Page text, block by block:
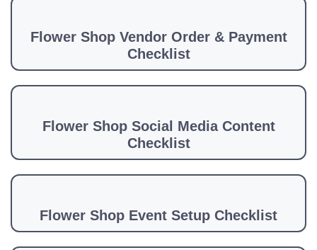
Flower Shop Vendor Order & Payment
Checklist
Flower Shop Social Media Content
Checklist
Flower Shop Event Setup Checklist